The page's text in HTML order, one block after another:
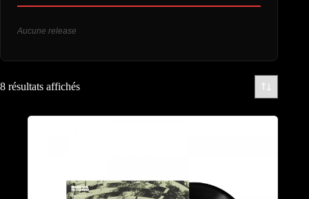
Aucune release
8 résultats affichés